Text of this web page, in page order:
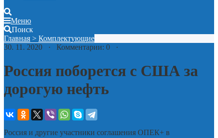
Меню
Поиск
Главная > Комплектующие
30. 11. 2020 · Комментарии: 0 ·
Россия поборется с США за
дорогую нефть
Россия и другие участники соглашения ОПЕК+ в